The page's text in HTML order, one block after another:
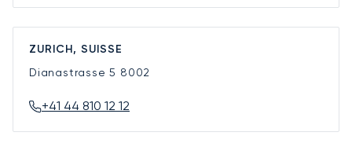
ZURICH, SUISSE
Dianastrasse 5 8002
+41 44 810 12 12